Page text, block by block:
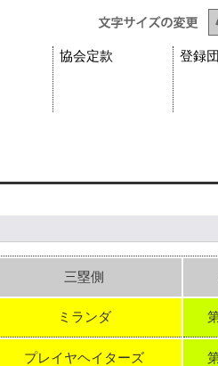
協会定款 登録
三塁側
ミランダ
プレイヤヘイターズ